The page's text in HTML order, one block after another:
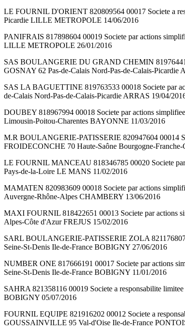
LE FOURNIL D'ORIENT 820809564 00017 Societe a
Picardie LILLE METROPOLE 14/06/2016
PANIFRAIS 817898604 00019 Societe par actions
LILLE METROPOLE 26/01/2016
SAS BOULANGERIE DU GRAND CHEMIN
GOSNAY 62 Pas-de-Calais Nord-Pas-de-Calais-Picardie
SAS LA BAGUETTINE 819763533 00018 Societe par
de-Calais Nord-Pas-de-Calais-Picardie ARRAS 19/04/
DOUBEY 818967994 00018 Societe par actions
Limousin-Poitou-Charentes BAYONNE 11/03/2016
M.R BOULANGERIE-PATISSERIE 820947604 00014
FROIDECONCHE 70 Haute-Saône Bourgogne-
LE FOURNIL MANCEAU 818346785 00020 Societe
Pays-de-la-Loire LE MANS 11/02/2016
MAMATEN 820983609 00018 Societe par actions
Auvergne-Rhône-Alpes CHAMBERY 13/06/2016
MAXI FOURNIL 818422651 00013 Societe par actions
Alpes-Côte d'Azur FREJUS 15/02/2016
SARL BOULANGERIE-PATISSERIE ZOLA 821176807
Seine-St-Denis Ile-de-France BOBIGNY 27/06/2016
NUMBER ONE 817666191 00017 Societe par actions
Seine-St-Denis Ile-de-France BOBIGNY 11/01/2016
SAHRA 821358116 00019 Societe a responsabilite
BOBIGNY 05/07/2016
FOURNIL EQUIPE 821916202 00012 Societe a
GOUSSAINVILLE 95 Val-d'Oise Ile-de-France